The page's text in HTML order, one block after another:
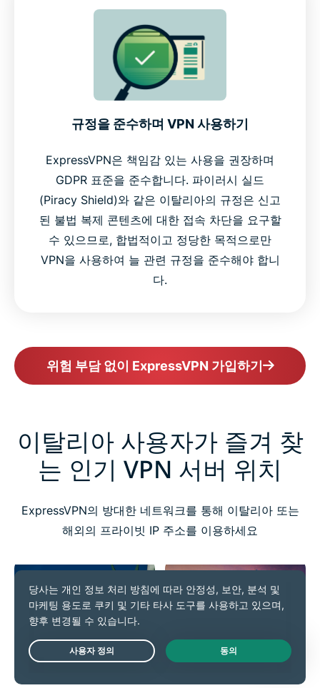
규정을 준수하며 VPN 사용하기
ExpressVPN은 책임감 있는 사용을 권장하며
GDPR 표준을 준수합니다. 파이러시 실드
(Piracy Shield)와 같은 이탈리아의 규정은 신고
된 불법 복제 콘텐츠에 대한 접속 차단을 요구할
수 있으므로, 합법적이고 정당한 목적으로만
VPN을 사용하여 늘 관련 규정을 준수해야 합니
다.
위험 부담 없이 ExpressVPN 가입하기
이탈리아 사용자가 즐겨 찾
는 인기 VPN 서버 위치
ExpressVPN의 방대한 네트워크를 통해 이탈리아 또는
해외의 프라이빗 IP 주소를 이용하세요
미국 영국
Live Chat